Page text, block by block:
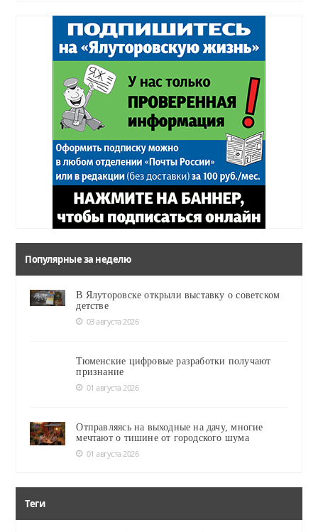
Популярные за неделю
В Ялуторовске открыли выставку о советском
детстве
03 августа 2026
Тюменские цифровые разработки получают
признание
01 августа 2026
Отправляясь на выходные на дачу, многие
мечтают о тишине от городского шума
01 августа 2026
Теги